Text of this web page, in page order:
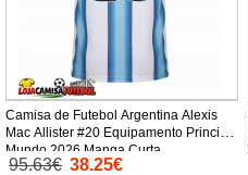
Camisa de Futebol Argentina Alexis
Mac Allister #20 Equipamento Principal
Mundo 2026 Manga Curta
95.63€ 38.25€